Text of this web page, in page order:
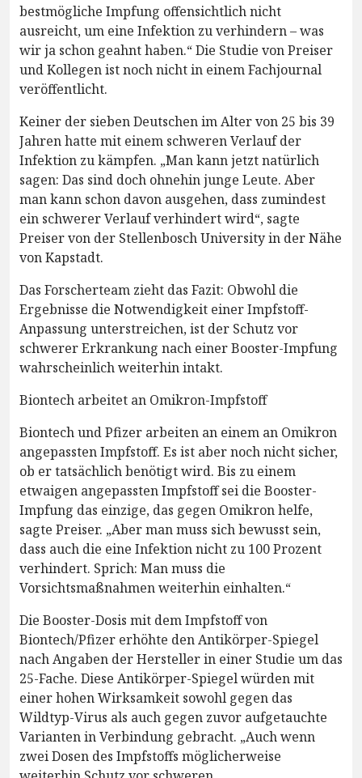
bestmögliche Impfung offensichtlich nicht
ausreicht, um eine Infektion zu verhindern – was
wir ja schon geahnt haben.“ Die Studie von Preiser
und Kollegen ist noch nicht in einem Fachjournal
veröffentlicht.
Keiner der sieben Deutschen im Alter von 25 bis 39
Jahren hatte mit einem schweren Verlauf der
Infektion zu kämpfen. „Man kann jetzt natürlich
sagen: Das sind doch ohnehin junge Leute. Aber
man kann schon davon ausgehen, dass zumindest
ein schwerer Verlauf verhindert wird“, sagte
Preiser von der Stellenbosch University in der Nähe
von Kapstadt.
Das Forscherteam zieht das Fazit: Obwohl die
Ergebnisse die Notwendigkeit einer Impfstoff-
Anpassung unterstreichen, ist der Schutz vor
schwerer Erkrankung nach einer Booster-Impfung
wahrscheinlich weiterhin intakt.
Biontech arbeitet an Omikron-Impfstoff
Biontech und Pfizer arbeiten an einem an Omikron
angepassten Impfstoff. Es ist aber noch nicht sicher,
ob er tatsächlich benötigt wird. Bis zu einem
etwaigen angepassten Impfstoff sei die Booster-
Impfung das einzige, das gegen Omikron helfe,
sagte Preiser. „Aber man muss sich bewusst sein,
dass auch die eine Infektion nicht zu 100 Prozent
verhindert. Sprich: Man muss die
Vorsichtsmaßnahmen weiterhin einhalten.“
Die Booster-Dosis mit dem Impfstoff von
Biontech/Pfizer erhöhte den Antikörper-Spiegel
nach Angaben der Hersteller in einer Studie um das
25-Fache. Diese Antikörper-Spiegel würden mit
einer hohen Wirksamkeit sowohl gegen das
Wildtyp-Virus als auch gegen zuvor aufgetauchte
Varianten in Verbindung gebracht. „Auch wenn
zwei Dosen des Impfstoffs möglicherweise